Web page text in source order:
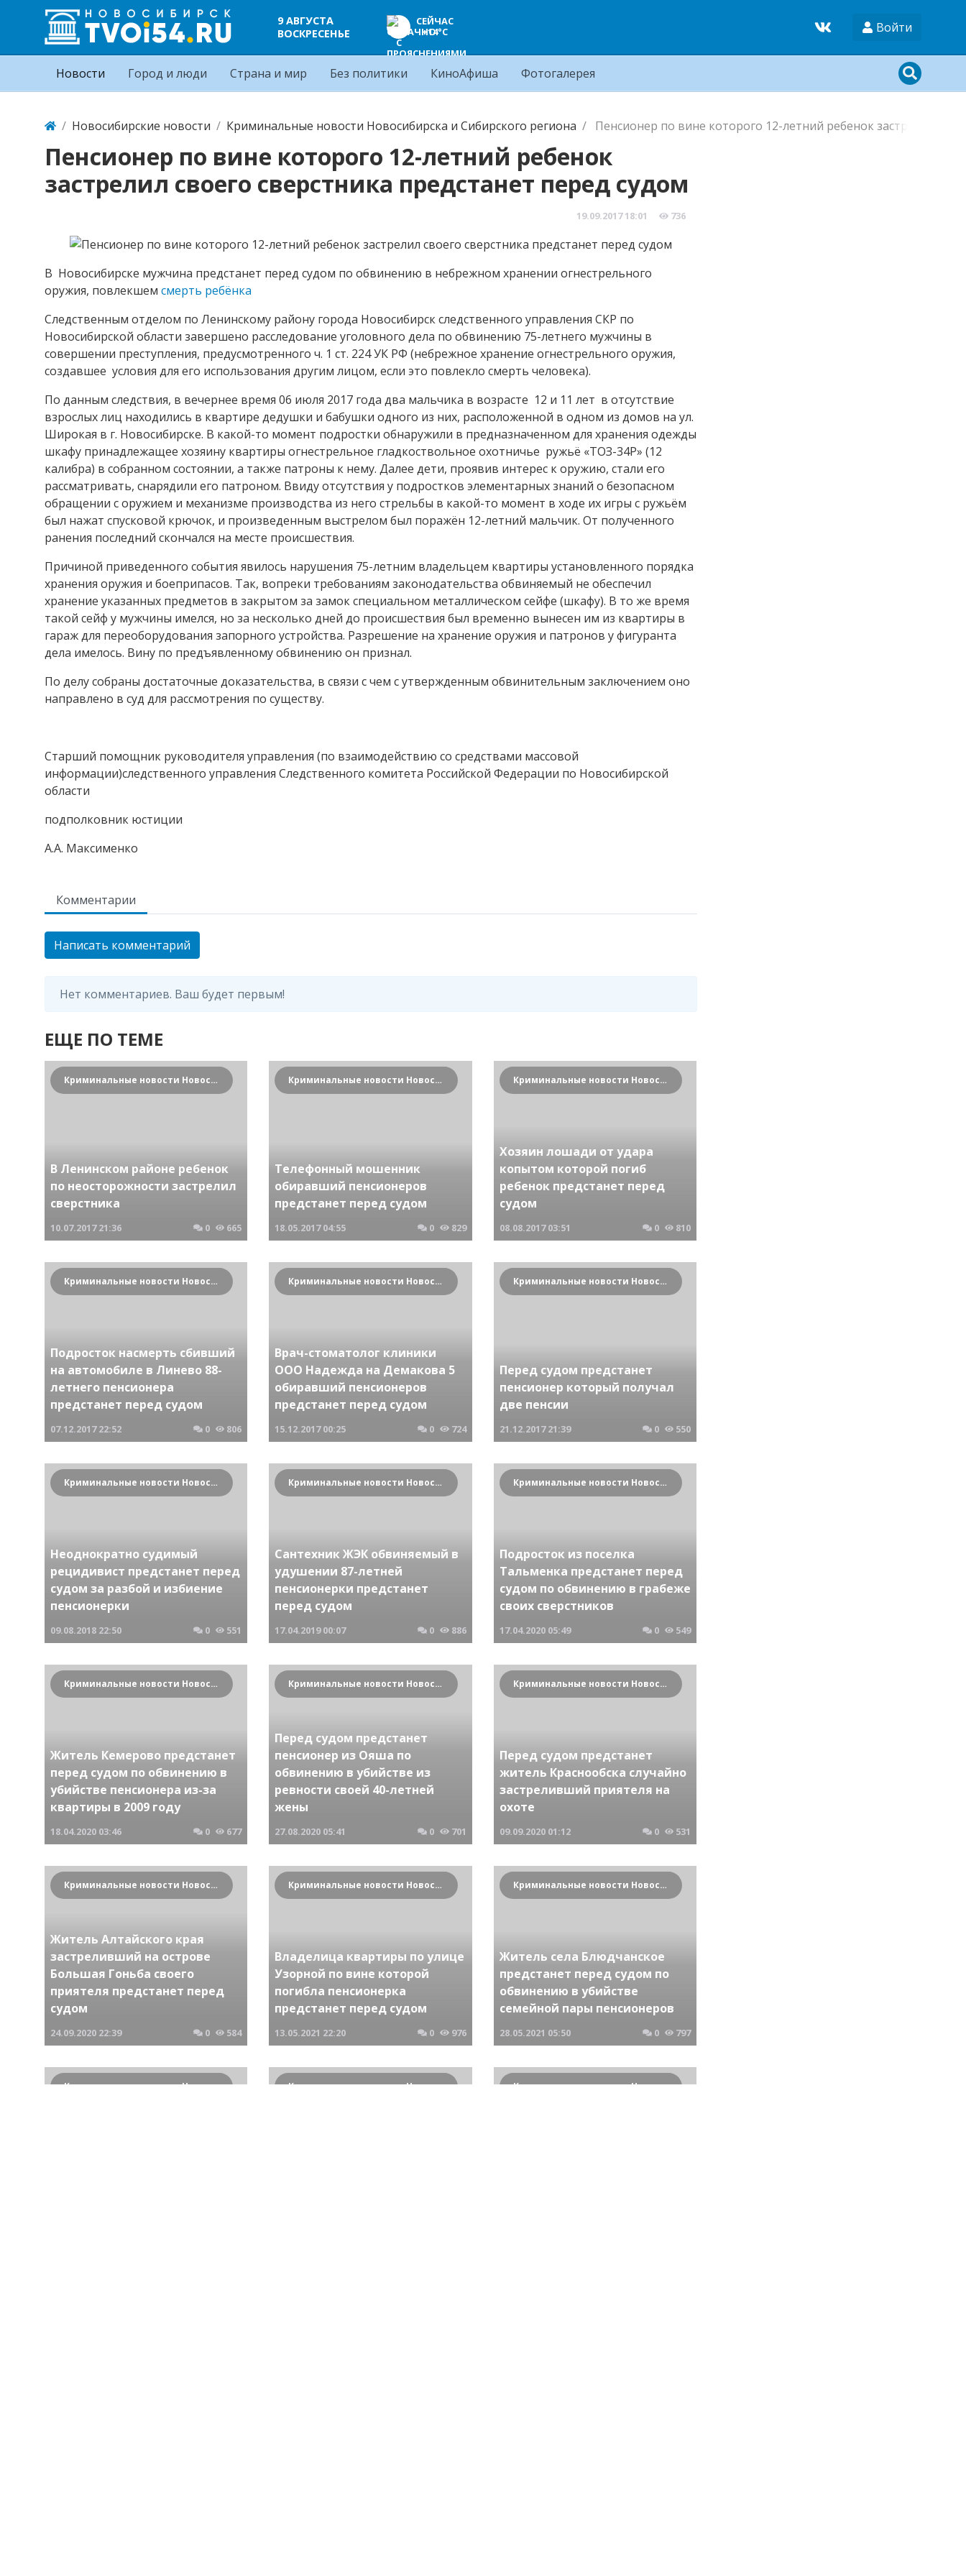
9 АВГУСТА
ВОСКРЕСЕНЬЕ
СЕЙЧАС
+14°C
Войти
Новости Город и люди Страна и мир Без политики КиноАфиша Фотогалерея
Новосибирские новости Криминальные новости Новосибирска и Сибирского региона Пенсионер по вине которого 12-летний ребенок застрелил
Пенсионер по вине которого 12-летний ребенок
застрелил своего сверстника предстанет перед судом
19.09.2017 18:01 736
В Новосибирске мужчина предстанет перед судом по обвинению в небрежном хранении огнестрельного
оружия, повлекшем смерть ребёнка
Следственным отделом по Ленинскому району города Новосибирск следственного управления СКР по
Новосибирской области завершено расследование уголовного дела по обвинению 75-летнего мужчины в
совершении преступления, предусмотренного ч. 1 ст. 224 УК РФ (небрежное хранение огнестрельного оружия,
создавшее условия для его использования другим лицом, если это повлекло смерть человека).
По данным следствия, в вечернее время 06 июля 2017 года два мальчика в возрасте 12 и 11 лет в отсутствие
взрослых лиц находились в квартире дедушки и бабушки одного из них, расположенной в одном из домов на ул.
Широкая в г. Новосибирске. В какой-то момент подростки обнаружили в предназначенном для хранения одежды
шкафу принадлежащее хозяину квартиры огнестрельное гладкоствольное охотничье ружьё «ТОЗ-34Р» (12
калибра) в собранном состоянии, а также патроны к нему. Далее дети, проявив интерес к оружию, стали его
рассматривать, снарядили его патроном. Ввиду отсутствия у подростков элементарных знаний о безопасном
обращении с оружием и механизме производства из него стрельбы в какой-то момент в ходе их игры с ружьём
был нажат спусковой крючок, и произведенным выстрелом был поражён 12-летний мальчик. От полученного
ранения последний скончался на месте происшествия.
Причиной приведенного события явилось нарушения 75-летним владельцем квартиры установленного порядка
хранения оружия и боеприпасов. Так, вопреки требованиям законодательства обвиняемый не обеспечил
хранение указанных предметов в закрытом за замок специальном металлическом сейфе (шкафу). В то же время
такой сейф у мужчины имелся, но за несколько дней до происшествия был временно вынесен им из квартиры в
гараж для переоборудования запорного устройства. Разрешение на хранение оружия и патронов у фигуранта
дела имелось. Вину по предъявленному обвинению он признал.
По делу собраны достаточные доказательства, в связи с чем с утвержденным обвинительным заключением оно
направлено в суд для рассмотрения по существу.
Старший помощник руководителя управления (по взаимодействию со средствами массовой
информации)следственного управления Следственного комитета Российской Федерации по Новосибирской
области
подполковник юстиции
А.А. Максименко
Комментарии
Написать комментарий
Нет комментариев. Ваш будет первым!
ЕЩЕ ПО ТЕМЕ
Криминальные новости Новосибирска и Сибирского региона
В Ленинском районе ребенок
по неосторожности застрелил
сверстника
10.07.2017 21:36 0 665
Криминальные новости Новосибирска и Сибирского региона
Телефонный мошенник
обиравший пенсионеров
предстанет перед судом
18.05.201704:55 0 829
Криминальные новости Новосибирска и Сибирского региона
Хозяин лошади от удара
копытом которой погиб
ребенок предстанет перед
судом
08.08.2017 03:51 0 810
Криминальные новости Новосибирска и Сибирского региона
Подросток насмерть сбивший
на автомобиле в Линево 88-
летнего пенсионера
предстанет перед судом
07.12.2017 22:52 0 806
Криминальные новости Новосибирска и Сибирского региона
Врач-стоматолог клиники
ООО Надежда на Демакова 5
обиравший пенсионеров
предстанет перед судом
15.12.201700:25 0 724
Криминальные новости Новосибирска и Сибирского региона
Перед судом предстанет
пенсионер который получал
две пенсии
21.12.2017 21:39 0 550
Криминальные новости Новосибирска и Сибирского региона
Неоднократно судимый
рецидивист предстанет перед
судом за разбой и избиение
пенсионерки
09.08.2018 22:50 0 551
Криминальные новости Новосибирска и Сибирского региона
Сантехник ЖЭК обвиняемый в
удушении 87-летней
пенсионерки предстанет
перед судом
17.04.201900:07 0 886
Криминальные новости Новосибирска и Сибирского региона
Подросток из поселка
Тальменка предстанет перед
судом по обвинению в грабеже
своих сверстников
17.04.2020 05:49 0 549
Криминальные новости Новосибирска и Сибирского региона
Житель Кемерово предстанет
перед судом по обвинению в
убийстве пенсионера из-за
квартиры в 2009 году
18.04.2020 03:46 0 677
Криминальные новости Новосибирска и Сибирского региона
Перед судом предстанет
пенсионер из Ояша по
обвинению в убийстве из
ревности своей 40-летней
жены
27.08.2020 05:41 0 701
Криминальные новости Новосибирска и Сибирского региона
Перед судом предстанет
житель Краснообска случайно
застреливший приятеля на
охоте
09.09.2020 01:12 0 531
Криминальные новости Новосибирска и Сибирского региона
Житель Алтайского края
застреливший на острове
Большая Гоньба своего
приятеля предстанет перед
судом
24.09.2020 22:39 0 584
Криминальные новости Новосибирска и Сибирского региона
Владелица квартиры по улице
Узорной по вине которой
погибла пенсионерка
предстанет перед судом
13.05.2021 22:20 0 976
Криминальные новости Новосибирска и Сибирского региона
Житель села Блюдчанское
предстанет перед судом по
обвинению в убийстве
семейной пары пенсионеров
28.05.2021 05:50 0 797
Криминальные новости Новосибирска и Сибирского региона Криминальные новости Новосибирска и Сибирского региона Криминальные новости Новосибирска и Сибирского региона